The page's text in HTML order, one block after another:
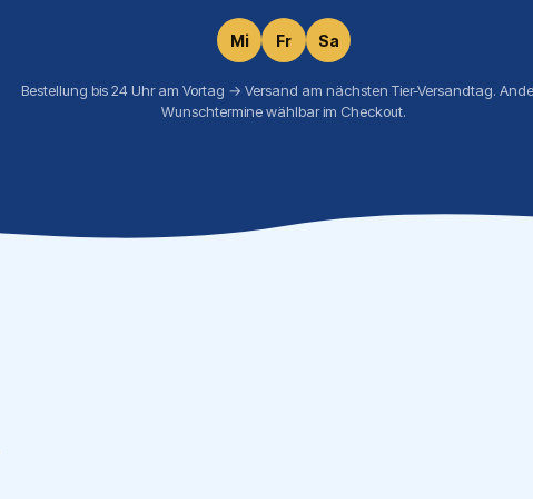
Mi Fr Sa
Bestellung bis 24 Uhr am Vortag → Versand am nächsten Tier-Versandtag.
Wunschtermine wählbar im Checkout.